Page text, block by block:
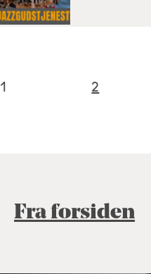
1 2
Fra forsiden